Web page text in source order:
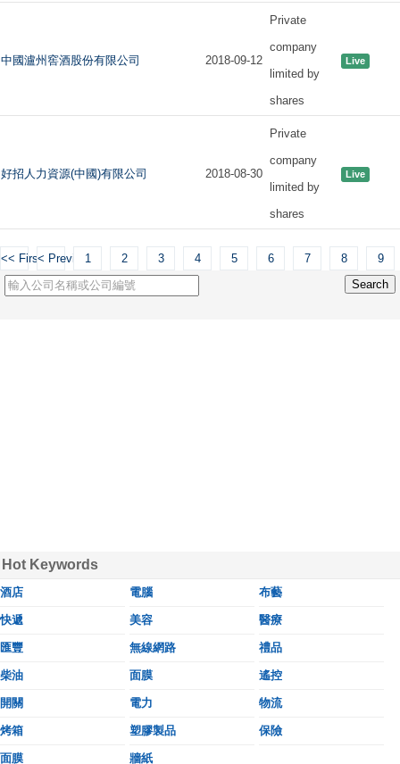
中國瀘州窖酒股份有限公司 2018-09-12
Private
company
limited by
shares
Live
好招人力資源(中國)有限公司 2018-08-30
Private
company
limited by
shares
Live
<< First< Previous1 2 3 4 5 6 7 8 9
Hot Keywords
酒店 電腦 布藝
快遞 美容 醫療
匯豐 無線網路 禮品
柴油 面膜 遙控
開關 電力 物流
烤箱 塑膠製品 保險
面膜 牆紙